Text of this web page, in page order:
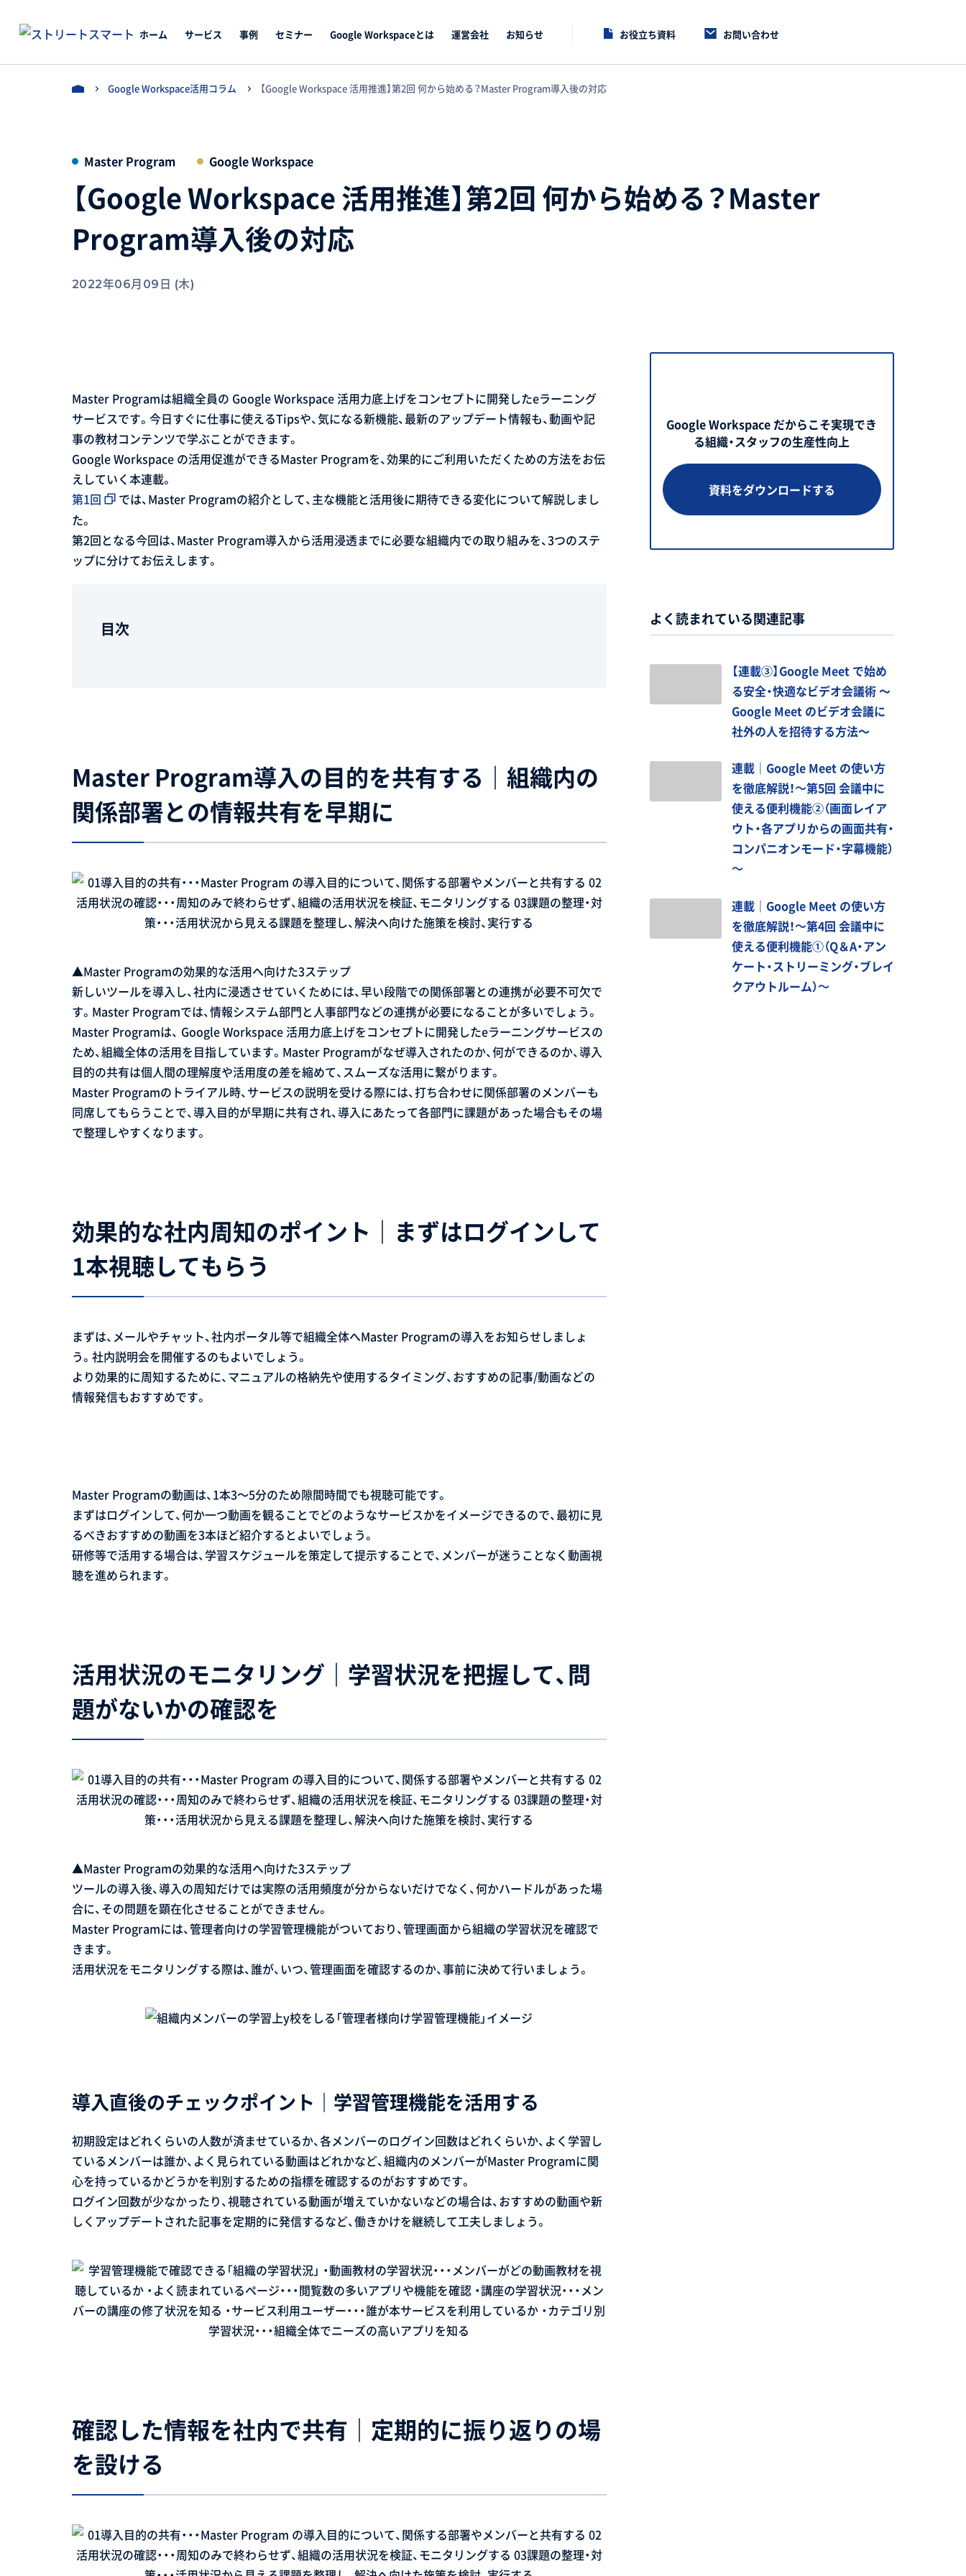
ホーム サービス 事例 セミナー Google Workspaceとは 運営会社 お知らせ お役立ち資料 お問い合わせ
Google Workspace活用コラム 【Google Workspace 活用推進】第2回 何から始める？Master Program導入後の対応
Master Program Google Workspace
【Google Workspace 活用推進】第2回 何から始める？Master
Program導入後の対応
2022年06月09日 (木)
Google Workspace だからこそ実現でき
る組織・スタッフの生産性向上
資料をダウンロードする
よく読まれている関連記事
【連載③】Google Meet で始め
る安全・快適なビデオ会議術 〜
Google Meet のビデオ会議に
社外の人を招待する方法〜
連載｜Google Meet の使い方
を徹底解説！～第5回 会議中に
使える便利機能②（画面レイア
ウト・各アプリからの画面共有・
コンパニオンモード・字幕機能）
～
連載｜Google Meet の使い方
を徹底解説！～第4回 会議中に
使える便利機能①（Q＆A・アン
ケート・ストリーミング・ブレイ
クアウトルーム）～
Master Programは組織全員の Google Workspace 活用力底上げをコンセプトに開発したeラーニング
サービスです。今日すぐに仕事に使えるTipsや、気になる新機能、最新のアップデート情報も、動画や記
事の教材コンテンツで学ぶことができます。
Google Workspace の活用促進ができるMaster Programを、効果的にご利用いただくための方法をお伝
えしていく本連載。
第1回
では、Master Programの紹介として、主な機能と活用後に期待できる変化について解説しまし
た。
第2回となる今回は、Master Program導入から活用浸透までに必要な組織内での取り組みを、3つのステ
ップに分けてお伝えします。
目次
Master Program導入の目的を共有する｜組織内の
関係部署との情報共有を早期に
▲Master Programの効果的な活用へ向けた3ステップ
新しいツールを導入し、社内に浸透させていくためには、早い段階での関係部署との連携が必要不可欠で
す。Master Programでは、情報システム部門と人事部門などの連携が必要になることが多いでしょう。
Master Programは、 Google Workspace 活用力底上げをコンセプトに開発したeラーニングサービスの
ため、組織全体の活用を目指しています。Master Programがなぜ導入されたのか、何ができるのか、導入
目的の共有は個人間の理解度や活用度の差を縮めて、スムーズな活用に繋がります。
Master Programのトライアル時、サービスの説明を受ける際には、打ち合わせに関係部署のメンバーも
同席してもらうことで、導入目的が早期に共有され、導入にあたって各部門に課題があった場合もその場
で整理しやすくなります。
効果的な社内周知のポイント｜まずはログインして
1本視聴してもらう
まずは、メールやチャット、社内ポータル等で組織全体へMaster Programの導入をお知らせしましょ
う。社内説明会を開催するのもよいでしょう。
より効果的に周知するために、マニュアルの格納先や使用するタイミング、おすすめの記事/動画などの
情報発信もおすすめです。
Master Programの動画は、1本3〜5分のため隙間時間でも視聴可能です。
まずはログインして、何か一つ動画を観ることでどのようなサービスかをイメージできるので、最初に見
るべきおすすめの動画を3本ほど紹介するとよいでしょう。
研修等で活用する場合は、学習スケジュールを策定して提示することで、メンバーが迷うことなく動画視
聴を進められます。
活用状況のモニタリング｜学習状況を把握して、問
題がないかの確認を
▲Master Programの効果的な活用へ向けた3ステップ
ツールの導入後、導入の周知だけでは実際の活用頻度が分からないだけでなく、何かハードルがあった場
合に、その問題を顕在化させることができません。
Master Programには、管理者向けの学習管理機能がついており、管理画面から組織の学習状況を確認で
きます。
活用状況をモニタリングする際は、誰が、いつ、管理画面を確認するのか、事前に決めて行いましょう。
導入直後のチェックポイント｜学習管理機能を活用する
初期設定はどれくらいの人数が済ませているか、各メンバーのログイン回数はどれくらいか、よく学習し
ているメンバーは誰か、よく見られている動画はどれかなど、組織内のメンバーがMaster Programに関
心を持っているかどうかを判別するための指標を確認するのがおすすめです。
ログイン回数が少なかったり、視聴されている動画が増えていかないなどの場合は、おすすめの動画や新
しくアップデートされた記事を定期的に発信するなど、働きかけを継続して工夫しましょう。
確認した情報を社内で共有｜定期的に振り返りの場
を設ける